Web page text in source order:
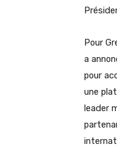
Pour
a
pour
une
leader